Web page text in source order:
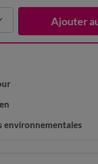
Ajouter
environnementales